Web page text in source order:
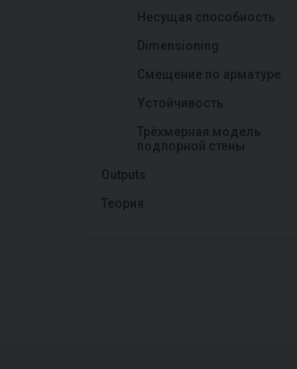
Несущая способность
Dimensioning
Смещение по арматуре
Устойчивость
Трёхмерная модель
подпорной стены
Outputs
Теория